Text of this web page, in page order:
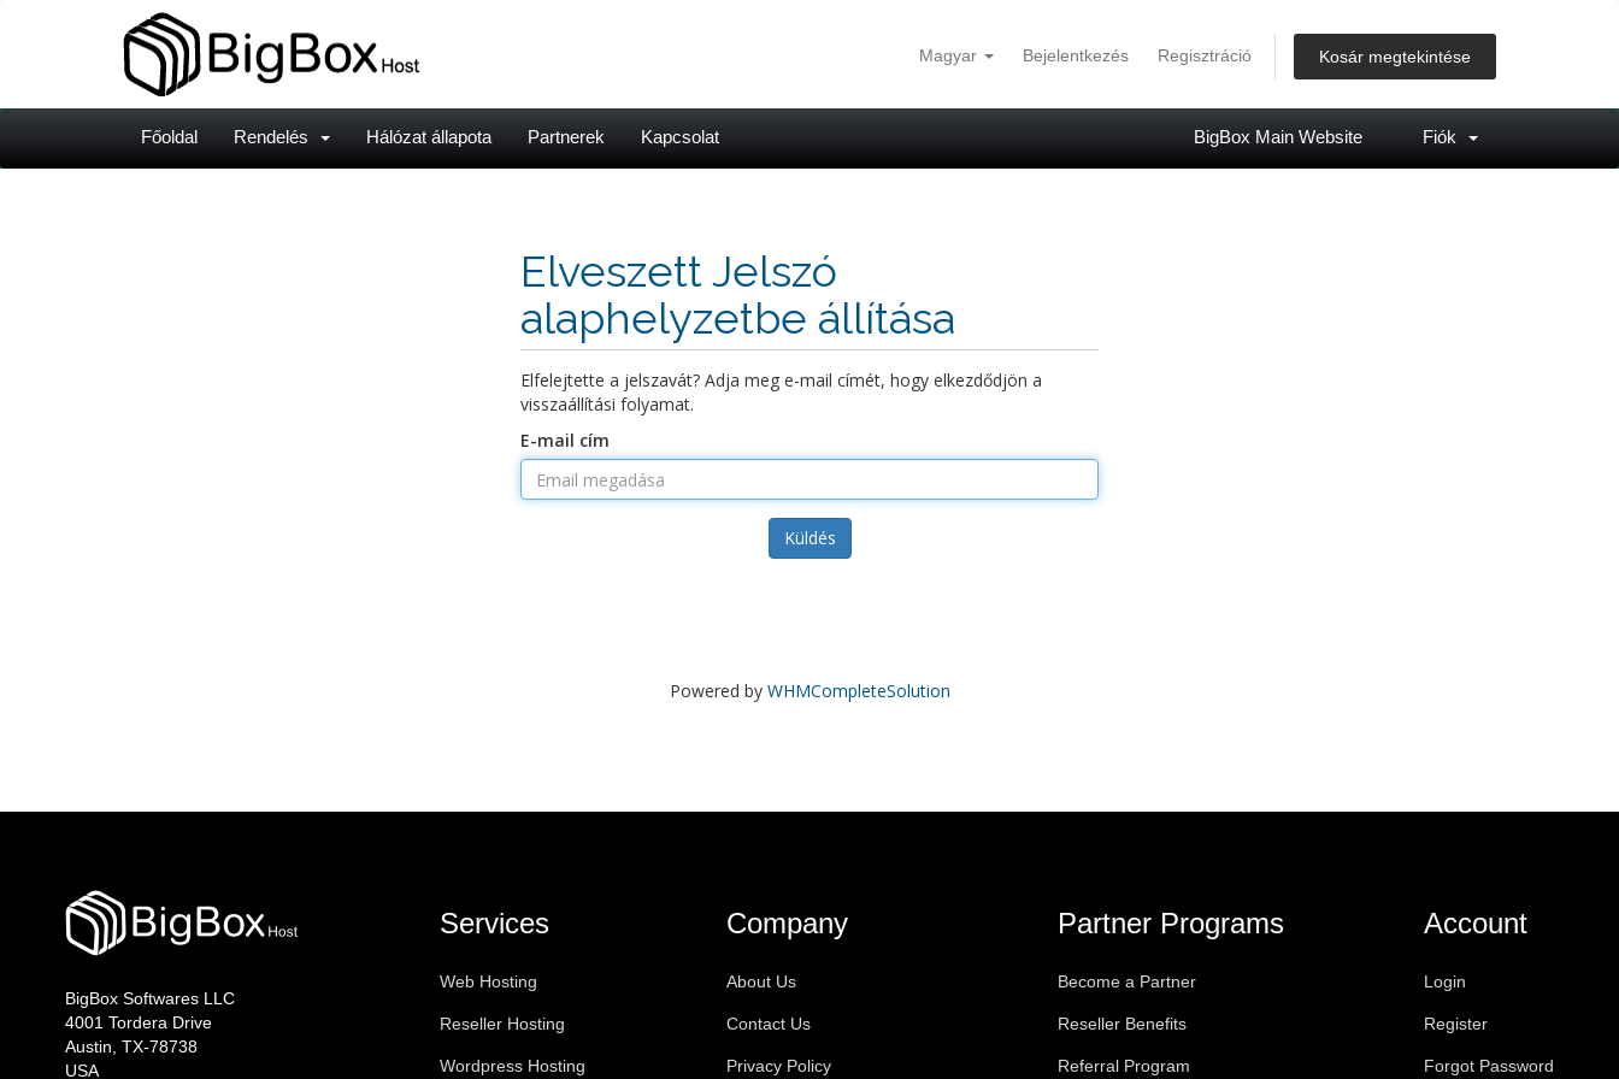
Magyar Bejelentkezés Regisztráció Kosár megtekintése
Főoldal Rendelés Hálózat állapota Partnerek Kapcsolat BigBox Main Website Fiók
Elveszett Jelszó
alaphelyzetbe állítása
Elfelejtette a jelszavát? Adja meg e-mail címét, hogy elkezdődjön a
visszaállítási folyamat.
E-mail cím
Küldés
Powered by WHMCompleteSolution
BigBox Softwares LLC
4001 Tordera Drive
Austin, TX-78738
USA
Services
Web Hosting
Reseller Hosting
Wordpress Hosting
Company
About Us
Contact Us
Privacy Policy
Partner Programs
Become a Partner
Reseller Benefits
Referral Program
Account
Login
Register
Forgot Password